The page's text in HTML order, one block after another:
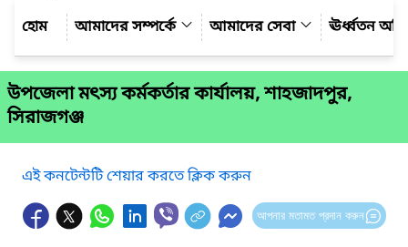
আমাদের সম্পর্কে
আমাদের সেবা ঊর্ধ্বতন
উপজেলা মৎস্য কর্মকর্তার কার্যালয়, শাহজাদপুর,
সিরাজগঞ্জ
এই কনটেন্টটি শেয়ার করতে ক্লিক করুন
আপনার মতামত প্রদান করুন